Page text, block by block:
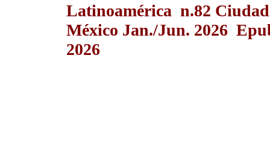
Latinoamérica n.82
México Jan./Jun. 2026
2026